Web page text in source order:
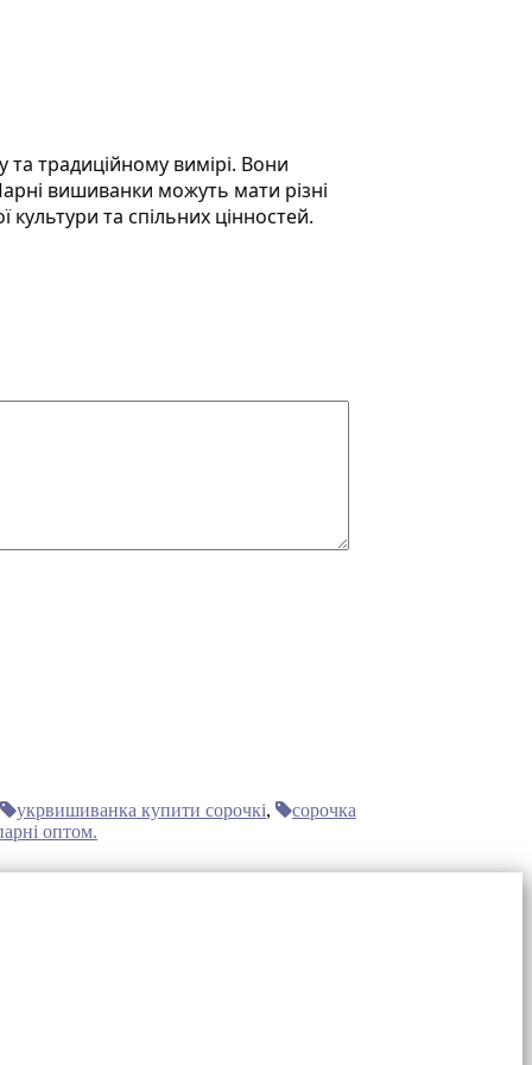
традиційному вимірі. Вони
вишиванки можуть мати різні
культури та спільних цінностей.
укрвишиванка купити сорочкі,
сорочка
оптом.